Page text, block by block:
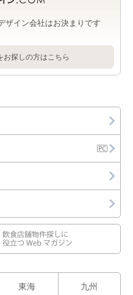
ザイン会社はお決まりです
お探しの方はこちら
東海 九州